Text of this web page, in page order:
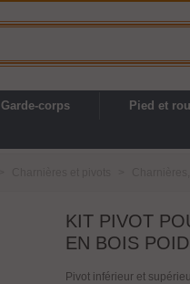
Garde-corps Pied et
KIT PIVOT
EN BOIS
Pivot inférieur et